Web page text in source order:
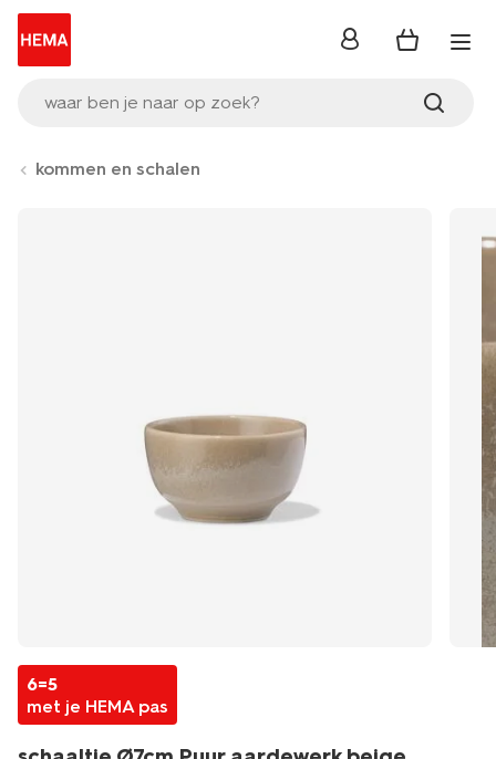
waar ben je naar op zoek?
inloggen
kommen en schalen
6=5
met je HEMA pas